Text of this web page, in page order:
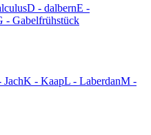
D - dalbernE -
- Gabelfrühstück
JachK - KaapL - LaberdanM -